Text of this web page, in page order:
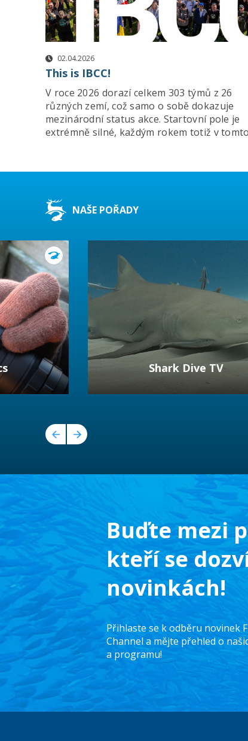
02.04.2026
This is IBCC!
V roce 2026 dorazí celkem 303 týmů z 26
různých zemí, což samo o sobě dokazuje
mezinárodní status akce. Startovní pole je
extrémně silné, každým rokem totiž v
NAŠE POŘADY
Shark Dive TV
Buďte mezi
kteří se
novinkách!
Přihlaste se k odběru novinek
Channel a mějte přehled o
a programu!